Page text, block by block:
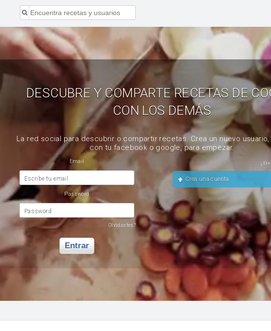
DESCUBRE Y COMPARTE RECETAS DE
CON LOS DEMÁS
La red social para descubrir o compartir recetas. Crea un nuevo
con tu facebook o google, para empezar.
Email
Escribe tu email
Password
Password
Olvidastes?
Entrar
Crea una cuenta